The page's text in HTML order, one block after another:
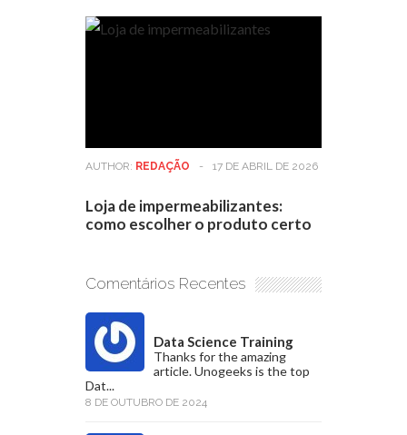
AUTHOR: REDAÇÃO - 17 DE ABRIL DE 2026
Loja de impermeabilizantes:
como escolher o produto certo
Comentários Recentes
Data Science Training
Thanks for the amazing
article. Unogeeks is the top
Dat...
8 DE OUTUBRO DE 2024